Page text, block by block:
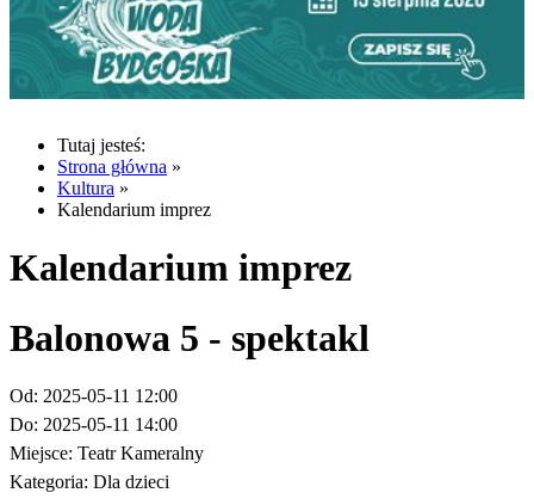
Tutaj jesteś:
Strona główna »
Kultura »
Kalendarium imprez
Kalendarium imprez
Balonowa 5 - spektakl
Od: 2025-05-11 12:00
Do: 2025-05-11 14:00
Miejsce: Teatr Kameralny
Kategoria: Dla dzieci